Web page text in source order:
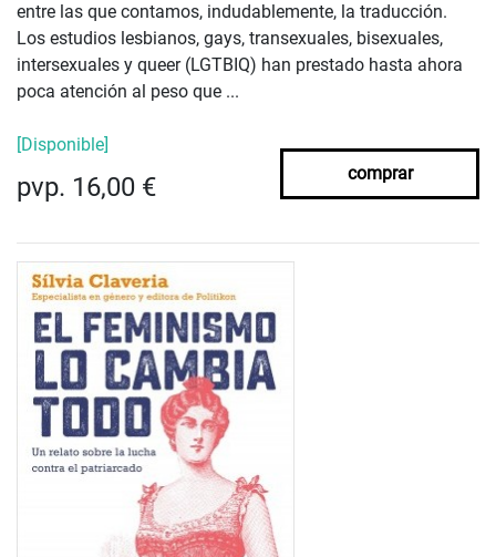
entre las que contamos, indudablemente, la traducción.
Los estudios lesbianos, gays, transexuales, bisexuales,
intersexuales y queer (LGTBIQ) han prestado hasta ahora
poca atención al peso que ...
[Disponible]
pvp. 16,00 € comprar